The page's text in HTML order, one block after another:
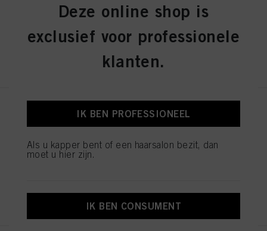
ID-nr. 3075178
REGISTEREN EN KOPEN
IGORA ROYAL Absolutes 9-50
ID-nr. 3075104
REGISTEREN EN KOPEN
Deze online shop is
exclusief voor professionele
klanten.
IK BEN PROFESSIONEEL
Als u kapper bent of een haarsalon bezit, dan
moet u hier zijn.
IK BEN CONSUMENT